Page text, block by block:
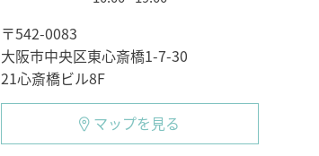
〒542-0083
大阪市中央区東心斎橋1-7-30
21心斎橋ビル8F
マップを見る